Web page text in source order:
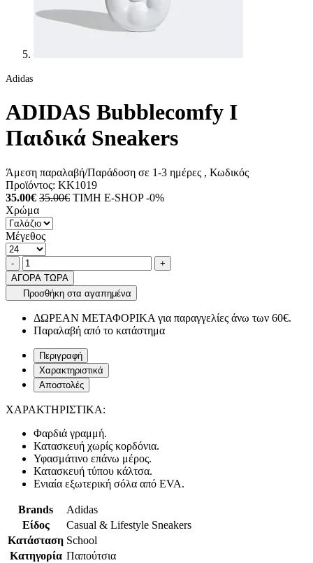
Adidas
ADIDAS Bubblecomfy I
Παιδικά Sneakers
Άμεση παραλαβή/Παράδοση σε 1-3 ημέρες , Κωδικός
Προϊόντος: KK1019
35.00€ 35.00€ ΤΙΜΗ E-SHOP -0%
Χρώμα
Μέγεθος
Ποσότητα
-product.increase.quantity +
ΑΓΟΡΑ ΤΩΡΑ
Προσθήκη στα αγαπημένα
ΔΩΡΕΑΝ ΜΕΤΑΦΟΡΙΚΑ για παραγγελίες άνω των 60€.
Παραλαβή από το κατάστημα
Περιγραφή
Χαρακτηριστικά
Αποστολές
ΧΑΡΑΚΤΗΡΙΣΤΙΚΑ:
Φαρδιά γραμμή.
Κατασκευή χωρίς κορδόνια.
Υφασμάτινο επάνω μέρος.
Κατασκευή τύπου κάλτσα.
Ενιαία εξωτερική σόλα από EVA.
Brands
Adidas
Είδος
Casual & Lifestyle Sneakers
Κατάσταση School
Κατηγορία Παπούτσια